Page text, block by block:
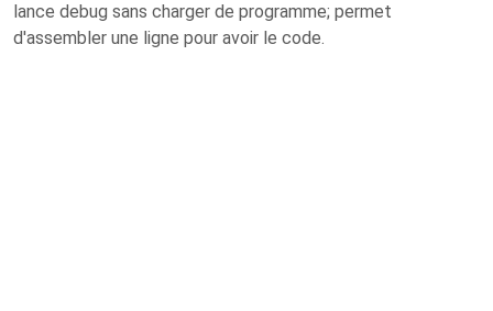
lance debug sans charger de programme; permet
d'assembler une ligne pour avoir le code.